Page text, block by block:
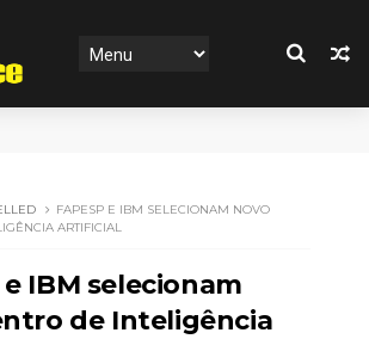
FAPESP E IBM SELECIONAM NOVO
ARTIFICIAL
e IBM selecionam
de Inteligência